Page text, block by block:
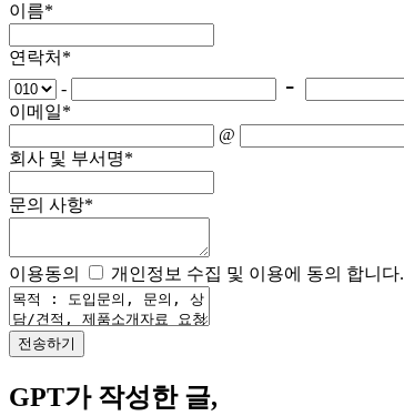
이름*
연락처 *
-
-
이메일*
@
회사 및 부서명*
문의 사항*
이용동의 개인정보 수집 및 이용에 동의 합니다.
GPT가 작성한 글,